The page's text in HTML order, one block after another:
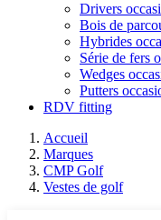
Drivers
Bois de
Hybrides
Série de fers
Wedges
Putters
RDV fitting
Accueil
Marques
CMP Golf
Vestes de golf